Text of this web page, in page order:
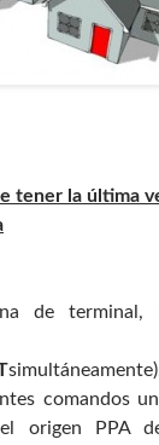
tener la última
de terminal,
comandos
origen PPA